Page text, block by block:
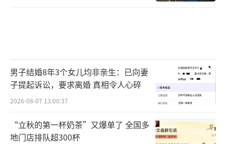
男子结婚8年3个女儿均非亲生：已向妻
子提起诉讼，要求离婚 真相令人心碎
2026-08-07 13:00:37
“立秋的第一杯奶茶”又爆单了 全国多
地门店排队超300杯